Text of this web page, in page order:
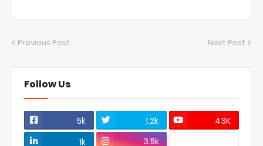
Previous Post Next Post
Follow Us
5k 1.2k
43K
1k
3.5k